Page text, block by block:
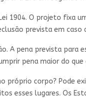
1904. O projeto fixa
prevista em caso
A pena prevista para
pena maior do que
próprio corpo? Pode
esses lugares. Os